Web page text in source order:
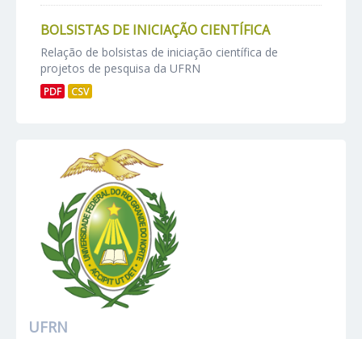
BOLSISTAS DE INICIAÇÃO CIENTÍFICA
Relação de bolsistas de iniciação científica de
projetos de pesquisa da UFRN
PDF CSV
UFRN